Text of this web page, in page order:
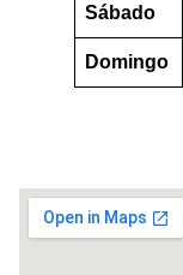
Sábado
Domingo